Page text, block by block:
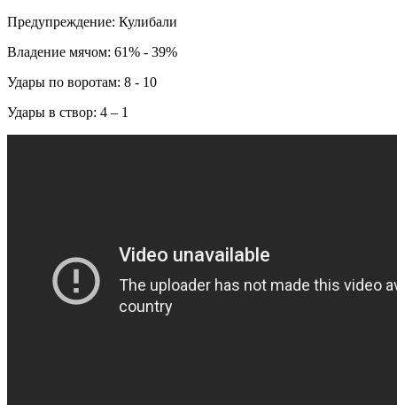
Предупреждение: Кулибали
Владение мячом: 61% - 39%
Удары по воротам: 8 - 10
Удары в створ: 4 – 1